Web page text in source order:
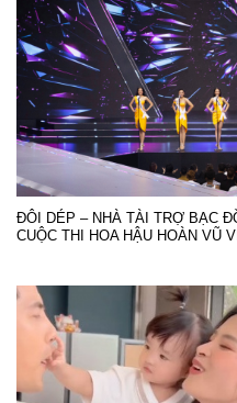
ĐÔI DÉP – NHÀ TÀI TRỢ BẠC
CUỘC THI HOA HẬU HOÀN VŨ